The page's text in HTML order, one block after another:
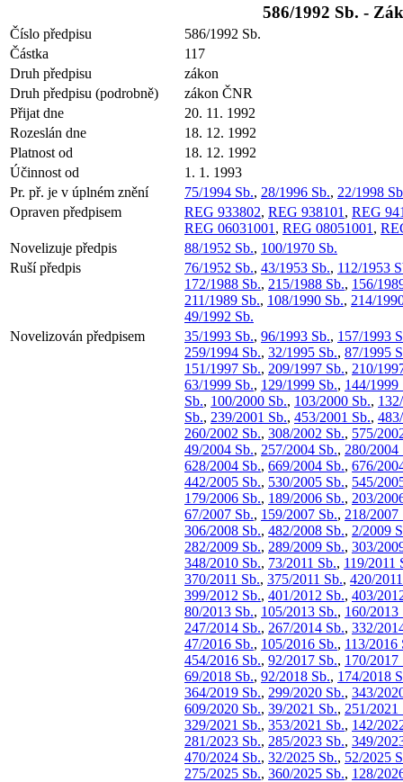
586/1992 Sb. -
Číslo předpisu
586/1992 Sb.
Částka
117
Druh předpisu
zákon
Druh předpisu (podrobně)
zákon ČNR
Přijat dne
20. 11. 1992
Rozeslán dne
18. 12. 1992
Platnost od
18. 12. 1992
Účinnost od
1. 1. 1993
Pr. př. je v úplném znění
75/1994 Sb., 28/1996 Sb., 22/1998
Opraven předpisem
REG 933802, REG 938101 , REG
REG 06031001 , REG 08051001 ,
Novelizuje předpis
88/1952 Sb., 100/1970 Sb.
Ruší předpis
76/1952 Sb., 43/1953 Sb., 112/1953
172/1988 Sb., 215/1988 Sb., 156/
211/1989 Sb., 108/1990 Sb., 214/
49/1992 Sb.
Novelizován předpisem
35/1993 Sb., 96/1993 Sb., 157/1993
259/1994 Sb., 32/1995 Sb., 87/1995
151/1997 Sb., 209/1997 Sb., 210/
63/1999 Sb., 129/1999 Sb., 144/1999
Sb., 100/2000 Sb., 103/2000 Sb.,
Sb., 239/2001 Sb., 453/2001 Sb.,
260/2002 Sb., 308/2002 Sb., 575/
49/2004 Sb., 257/2004 Sb., 280/2004
628/2004 Sb., 669/2004 Sb., 676/
442/2005 Sb., 530/2005 Sb., 545/
179/2006 Sb., 189/2006 Sb., 203/
67/2007 Sb., 159/2007 Sb., 218/2007
306/2008 Sb., 482/2008 Sb., 2/2009
282/2009 Sb., 289/2009 Sb., 303/
348/2010 Sb., 73/2011 Sb., 119/2011
370/2011 Sb., 375/2011 Sb., 420/
399/2012 Sb., 401/2012 Sb., 403/
80/2013 Sb., 105/2013 Sb., 160/2013
247/2014 Sb., 267/2014 Sb., 332/
47/2016 Sb., 105/2016 Sb., 113/2016
454/2016 Sb., 92/2017 Sb., 170/2017
69/2018 Sb., 92/2018 Sb., 174/2018
364/2019 Sb., 299/2020 Sb., 343/
609/2020 Sb., 39/2021 Sb., 251/2021
329/2021 Sb., 353/2021 Sb., 142/
281/2023 Sb., 285/2023 Sb., 349/
470/2024 Sb., 32/2025 Sb., 52/2025
275/2025 Sb., 360/2025 Sb., 128/